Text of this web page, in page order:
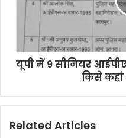
यूपी में 9 सीनियर
किसे कहां
Related Articles